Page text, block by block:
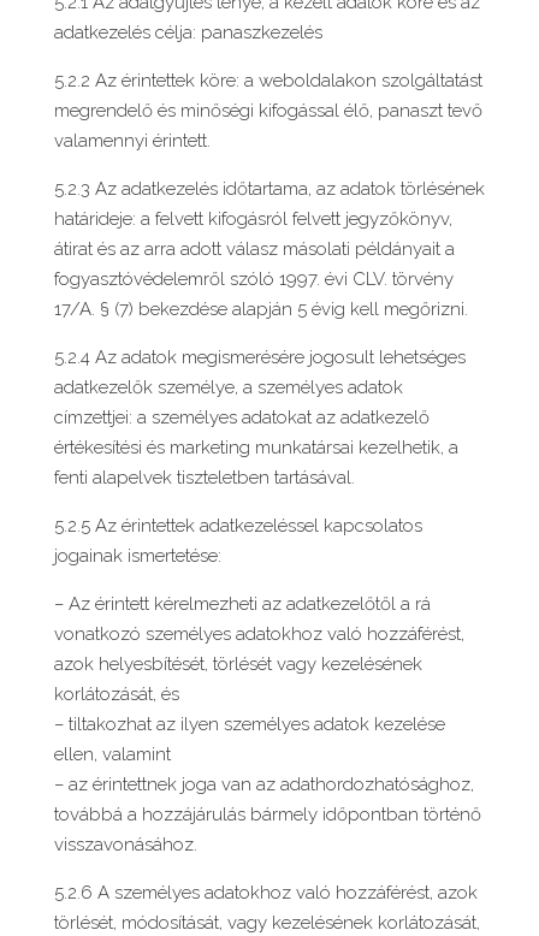
adatkezelés célja: panaszkezelés
5.2.2 Az érintettek köre: a weboldalakon szolgáltatást
megrendelő és minőségi kifogással élő, panaszt tevő
valamennyi érintett.
5.2.3 Az adatkezelés időtartama, az adatok törlésének
határideje: a felvett kifogásról felvett jegyzőkönyv,
átirat és az arra adott válasz másolati példányait a
fogyasztóvédelemről szóló 1997. évi CLV. törvény
17/A. § (7) bekezdése alapján 5 évig kell megőrizni.
5.2.4 Az adatok megismerésére jogosult lehetséges
adatkezelők személye, a személyes adatok
címzettjei: a személyes adatokat az adatkezelő
értékesítési és marketing munkatársai kezelhetik, a
fenti alapelvek tiszteletben tartásával.
5.2.5 Az érintettek adatkezeléssel kapcsolatos
jogainak ismertetése:
– Az érintett kérelmezheti az adatkezelőtől a rá
vonatkozó személyes adatokhoz való hozzáférést,
azok helyesbítését, törlését vagy kezelésének
korlátozását, és
– tiltakozhat az ilyen személyes adatok kezelése
ellen, valamint
– az érintettnek joga van az adathordozhatósághoz,
továbbá a hozzájárulás bármely időpontban történő
visszavonásához.
5.2.6 A személyes adatokhoz való hozzáférést, azok
törlését, módosítását, vagy kezelésének korlátozását,